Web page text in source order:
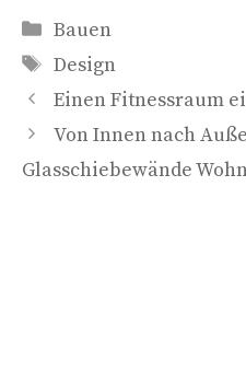
Kategorien
Bauen
Schlagwörter
Design
Einen Fitnessraum
Von Innen nach
Glasschiebewände